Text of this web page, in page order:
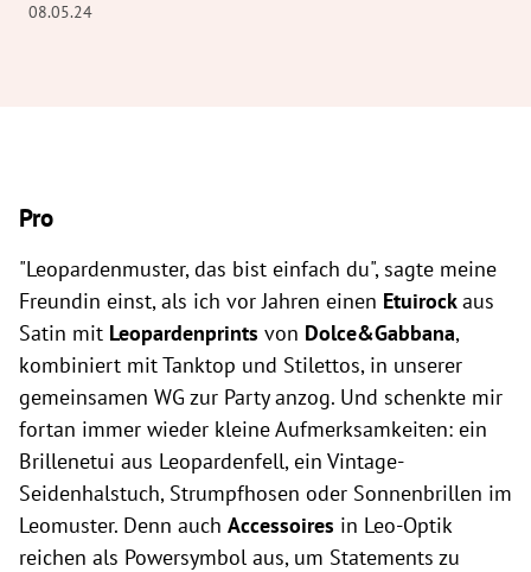
08.05.24
Pro
"Leopardenmuster, das bist einfach du", sagte meine
Freundin einst, als ich vor Jahren einen Etuirockaus
Satin mit Leopardenprints von Dolce&Gabbana,
kombiniert mit Tanktop und Stilettos, in unserer
gemeinsamen WG zur Party anzog. Und schenkte mir
fortan immer wieder kleine Aufmerksamkeiten: ein
Brillenetui aus Leopardenfell, ein Vintage-
Seidenhalstuch, Strumpfhosen oder Sonnenbrillen im
Leomuster. Denn auch Accessoires in Leo-Optik
reichen als Powersymbol aus, um Statements zu